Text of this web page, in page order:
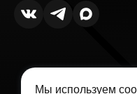
Мы используем